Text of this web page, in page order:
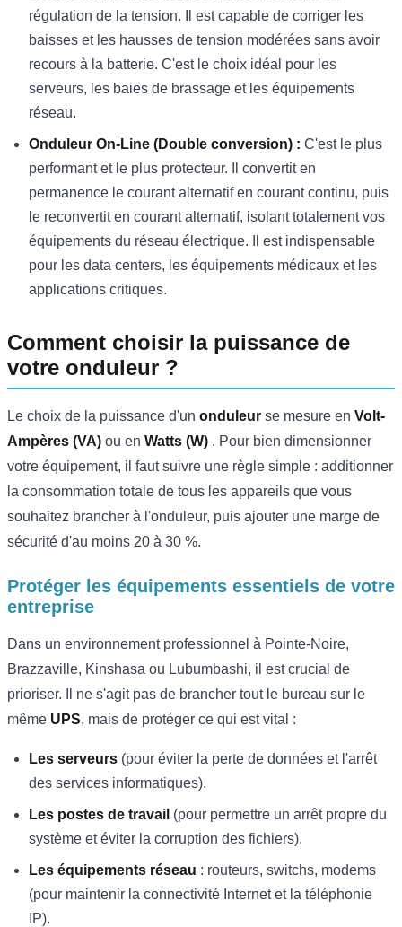
régulation de la tension. Il est capable de corriger les
baisses et les hausses de tension modérées sans avoir
recours à la batterie. C'est le choix idéal pour les
serveurs, les baies de brassage et les équipements
réseau.
Onduleur On-Line (Double conversion) : C'est le plus
performant et le plus protecteur. Il convertit en
permanence le courant alternatif en courant continu, puis
le reconvertit en courant alternatif, isolant totalement vos
équipements du réseau électrique. Il est indispensable
pour les data centers, les équipements médicaux et les
applications critiques.
Comment choisir la puissance de
votre onduleur ?
Le choix de la puissance d'un onduleur se mesure en Volt-
Ampères (VA) ou en Watts (W) . Pour bien dimensionner
votre équipement, il faut suivre une règle simple : additionner
la consommation totale de tous les appareils que vous
souhaitez brancher à l'onduleur, puis ajouter une marge de
sécurité d'au moins 20 à 30 %.
Protéger les équipements essentiels de votre
entreprise
Dans un environnement professionnel à Pointe-Noire,
Brazzaville, Kinshasa ou Lubumbashi, il est crucial de
prioriser. Il ne s'agit pas de brancher tout le bureau sur le
même UPS, mais de protéger ce qui est vital :
Les serveurs (pour éviter la perte de données et l'arrêt
des services informatiques).
Les postes de travail (pour permettre un arrêt propre du
système et éviter la corruption des fichiers).
Les équipements réseau : routeurs, switchs, modems
(pour maintenir la connectivité Internet et la téléphonie
IP).